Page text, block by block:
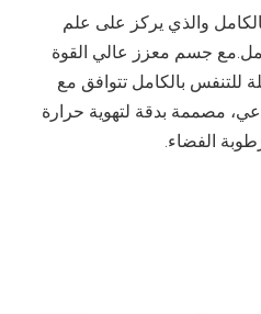
بالكامل والذي يركز على علم
جسم معزز عالي القوة
للتنفس بالكامل تتوافق مع
مصممة بدقة لتهوية حرارة
الفضاء.